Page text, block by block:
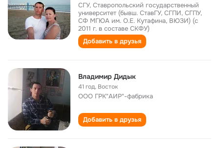
СГУ, Ставропольский государственный
университет (бывш. СтавГУ, СГПИ, СГПУ,
СФ МГЮА им. О.Е. Кутафина, ВЮЗИ) (с
2011 г. в составе СКФУ)
Добавить в друзья
Владимир Дидык
41 год, Восток
ООО ГРК"АИР"-фабрика
Добавить в друзья